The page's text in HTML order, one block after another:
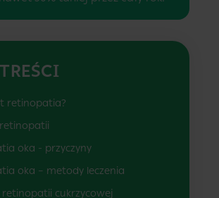
retinopatia?
oka - przyczyny
oka – metody leczenia
retinopatii cukrzycowej